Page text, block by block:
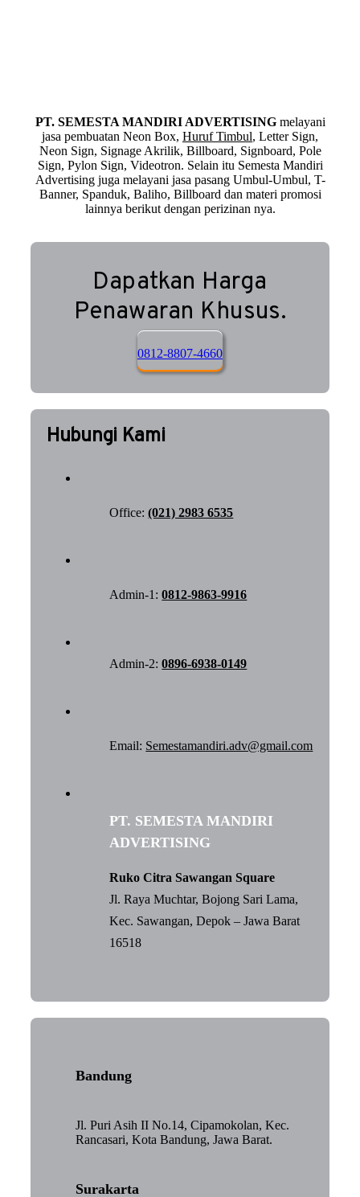
PT. SEMESTA MANDIRI ADVERTISINGmelayani
jasa pembuatan Neon Box, Huruf Timbul, Letter Sign,
Neon Sign, Signage Akrilik, Billboard, Signboard, Pole
Sign, Pylon Sign, Videotron. Selain itu Semesta Mandiri
Advertising juga melayani jasa pasang Umbul-Umbul, T-
Banner, Spanduk, Baliho, Billboard dan materi promosi
lainnya berikut dengan perizinan nya.
Dapatkan Harga
Penawaran Khusus.
0812-8807-4660
Hubungi Kami
Office:(021) 2983 6535
Admin-1:0812-9863-9916
Admin-2:0896-6938-0149
Email: Semestamandiri.adv@gmail.com
PT. SEMESTA MANDIRI
ADVERTISING
Ruko Citra Sawangan Square
Jl. Raya Muchtar, Bojong Sari Lama,
Kec. Sawangan, Depok – Jawa Barat
16518
Bandung
Jl. Puri Asih II No.14, Cipamokolan, Kec.
Rancasari, Kota Bandung, Jawa Barat.
Surakarta